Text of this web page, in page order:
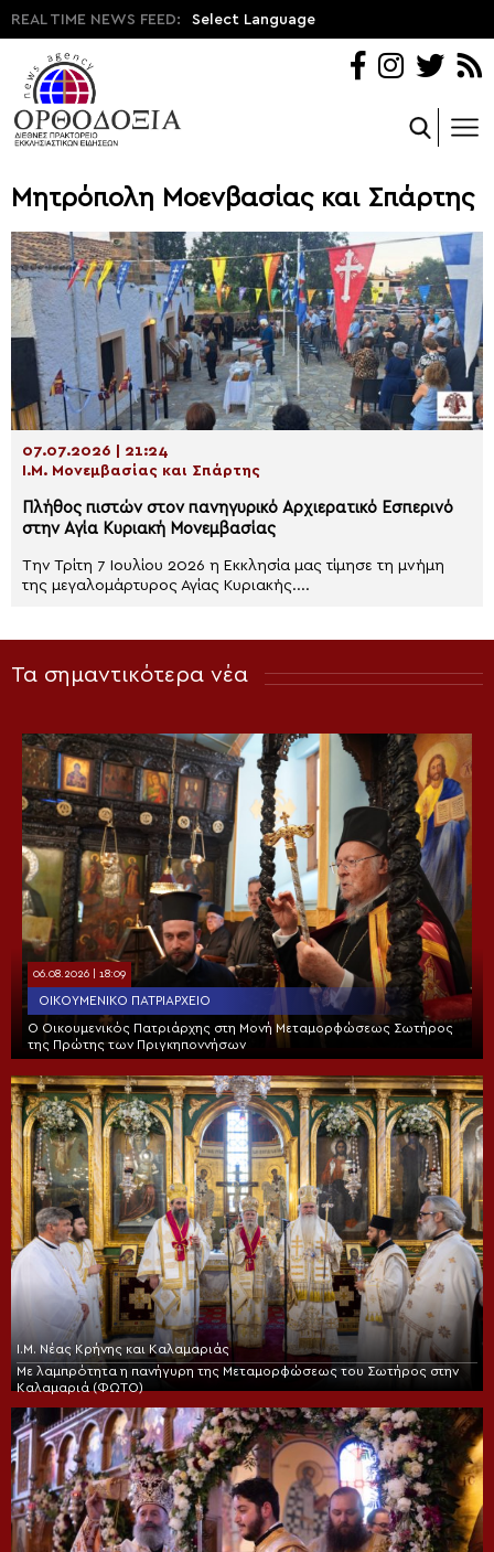
REAL TIME NEWS FEED: Select Language
Μητρόπολη Μοενβασίας και Σπάρτης
07.07.2026 | 21:24
Ι.Μ. Μονεμβασίας και Σπάρτης
Πλήθος πιστών στον πανηγυρικό Αρχιερατικό Εσπερινό
στην Αγία Κυριακή Μονεμβασίας
Την Τρίτη 7 Ιουλίου 2026 η Εκκλησία μας τίμησε τη μνήμη
της μεγαλομάρτυρος Αγίας Κυριακής....
Τα σημαντικότερα νέα
06.08.2026 | 18:09
ΟΙΚΟΥΜΕΝΙΚΌ ΠΑΤΡΙΑΡΧΕΊΟ
Ο Οικουμενικός Πατριάρχης στη Μονή Μεταμορφώσεως Σωτήρος
της Πρώτης των Πριγκηποννήσων
Ι.Μ. Νέας Κρήνης και Καλαμαριάς
Με λαμπρότητα η πανήγυρη της Μεταμορφώσεως του Σωτήρος στην
Καλαμαριά (ΦΩΤΟ)